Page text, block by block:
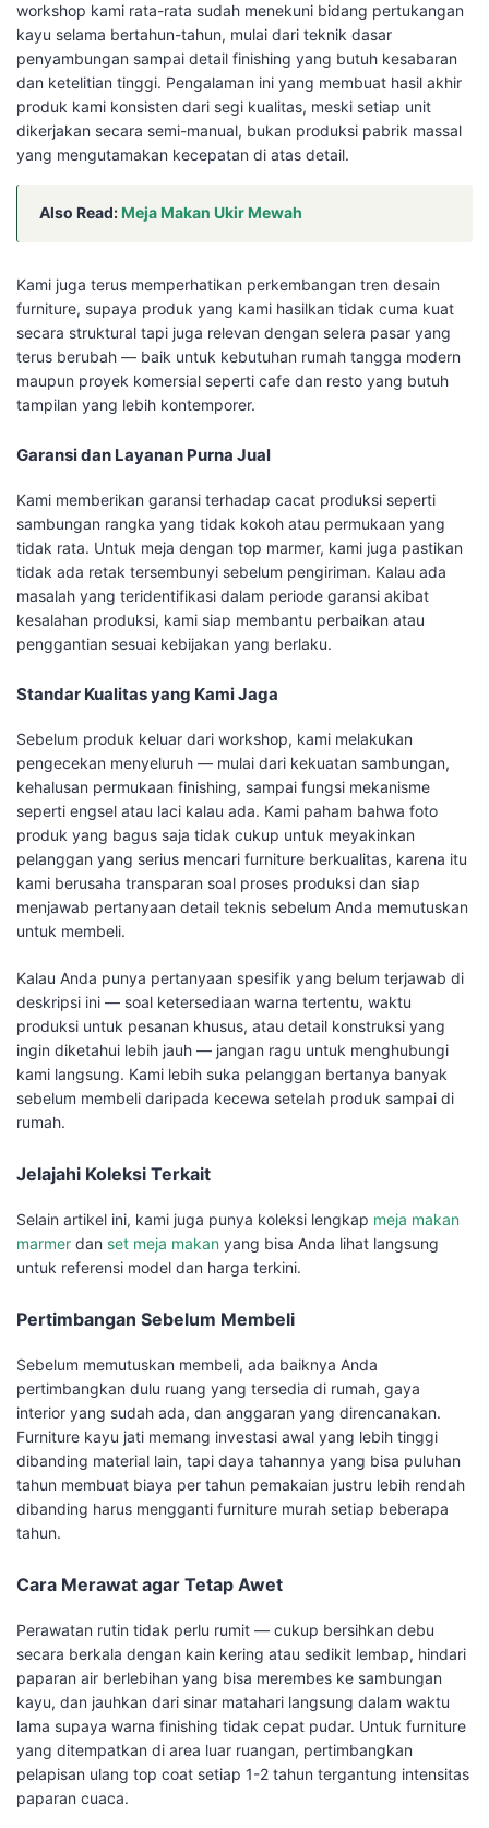
workshop kami rata-rata sudah menekuni bidang pertukangan
kayu selama bertahun-tahun, mulai dari teknik dasar
penyambungan sampai detail finishing yang butuh kesabaran
dan ketelitian tinggi. Pengalaman ini yang membuat hasil akhir
produk kami konsisten dari segi kualitas, meski setiap unit
dikerjakan secara semi-manual, bukan produksi pabrik massal
yang mengutamakan kecepatan di atas detail.
Also Read:Meja Makan Ukir Mewah
Kami juga terus memperhatikan perkembangan tren desain
furniture, supaya produk yang kami hasilkan tidak cuma kuat
secara struktural tapi juga relevan dengan selera pasar yang
terus berubah — baik untuk kebutuhan rumah tangga modern
maupun proyek komersial seperti cafe dan resto yang butuh
tampilan yang lebih kontemporer.
Garansi dan Layanan Purna Jual
Kami memberikan garansi terhadap cacat produksi seperti
sambungan rangka yang tidak kokoh atau permukaan yang
tidak rata. Untuk meja dengan top marmer, kami juga pastikan
tidak ada retak tersembunyi sebelum pengiriman. Kalau ada
masalah yang teridentifikasi dalam periode garansi akibat
kesalahan produksi, kami siap membantu perbaikan atau
penggantian sesuai kebijakan yang berlaku.
Standar Kualitas yang Kami Jaga
Sebelum produk keluar dari workshop, kami melakukan
pengecekan menyeluruh — mulai dari kekuatan sambungan,
kehalusan permukaan finishing, sampai fungsi mekanisme
seperti engsel atau laci kalau ada. Kami paham bahwa foto
produk yang bagus saja tidak cukup untuk meyakinkan
pelanggan yang serius mencari furniture berkualitas, karena itu
kami berusaha transparan soal proses produksi dan siap
menjawab pertanyaan detail teknis sebelum Anda memutuskan
untuk membeli.
Kalau Anda punya pertanyaan spesifik yang belum terjawab di
deskripsi ini — soal ketersediaan warna tertentu, waktu
produksi untuk pesanan khusus, atau detail konstruksi yang
ingin diketahui lebih jauh — jangan ragu untuk menghubungi
kami langsung. Kami lebih suka pelanggan bertanya banyak
sebelum membeli daripada kecewa setelah produk sampai di
rumah.
Jelajahi Koleksi Terkait
Selain artikel ini, kami juga punya koleksi lengkap meja makan
marmer dan set meja makan yang bisa Anda lihat langsung
untuk referensi model dan harga terkini.
Pertimbangan Sebelum Membeli
Sebelum memutuskan membeli, ada baiknya Anda
pertimbangkan dulu ruang yang tersedia di rumah, gaya
interior yang sudah ada, dan anggaran yang direncanakan.
Furniture kayu jati memang investasi awal yang lebih tinggi
dibanding material lain, tapi daya tahannya yang bisa puluhan
tahun membuat biaya per tahun pemakaian justru lebih rendah
dibanding harus mengganti furniture murah setiap beberapa
tahun.
Cara Merawat agar Tetap Awet
Perawatan rutin tidak perlu rumit — cukup bersihkan debu
secara berkala dengan kain kering atau sedikit lembap, hindari
paparan air berlebihan yang bisa merembes ke sambungan
kayu, dan jauhkan dari sinar matahari langsung dalam waktu
lama supaya warna finishing tidak cepat pudar. Untuk furniture
yang ditempatkan di area luar ruangan, pertimbangkan
pelapisan ulang top coat setiap 1-2 tahun tergantung intensitas
paparan cuaca.